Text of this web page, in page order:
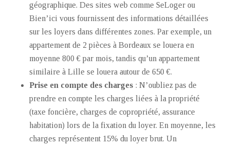
géographique. Des sites web comme SeLoger ou
Bien’ici vous fournissent des informations détaillées
sur les loyers dans différentes zones. Par exemple, un
appartement de 2 pièces à Bordeaux se louera en
moyenne 800 € par mois, tandis qu’un appartement
similaire à Lille se louera autour de 650 €.
Prise en compte des charges : N’oubliez pas de
prendre en compte les charges liées à la propriété
(taxe foncière, charges de copropriété, assurance
habitation) lors de la fixation du loyer. En moyenne, les
charges représentent 15% du loyer brut. Un